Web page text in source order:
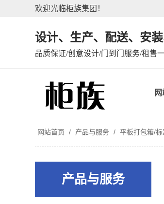
欢迎光临柜族集团！
设计、生产、配送、安
品质保证/创意设计/门到门服务/租售
网站首页 / 产品与服务 / 平板打包箱/标
产品与服务